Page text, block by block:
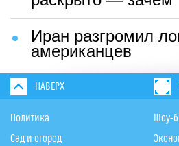
Иран разгромил
американцев
НАВЕРХ
Политика
Сад и огород
Шоу-